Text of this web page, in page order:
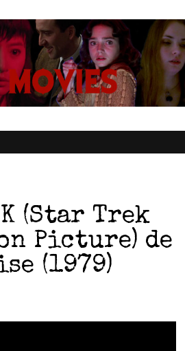
(Star Trek
Picture) de
(1979)